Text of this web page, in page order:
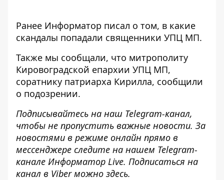
Ранее Информатор писал о том, в какие
скандалы попадали священники УПЦ МП.
Также мы сообщали, что митрополиту
Кировоградской епархии УПЦ МП,
соратнику патриарха Кирилла, сообщили
о подозрении.
Подписывайтесь на наш Telegram-канал,
чтобы не пропустить важные новости. За
новостями в режиме онлайн прямо в
мессенджере следите на нашем Telegram-
канале Информатор Live. Подписаться на
канал в Viber можно здесь.